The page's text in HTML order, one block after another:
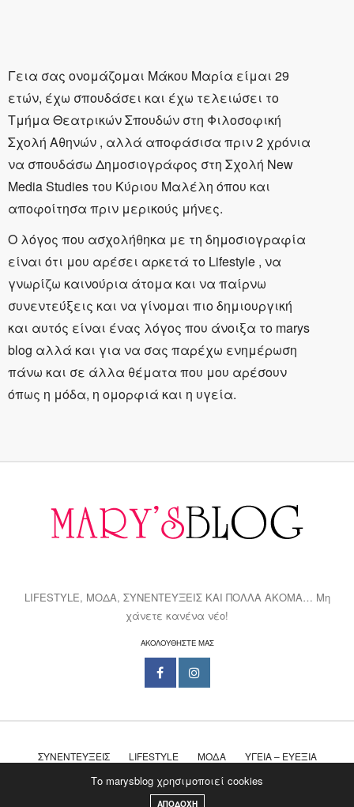
Γεια σας ονομάζομαι Μάκου Μαρία είμαι 29
ετών, έχω σπουδάσει και έχω τελειώσει το
Τμήμα Θεατρικών Σπουδών στη Φιλοσοφική
Σχολή Αθηνών , αλλά αποφάσισα πριν 2 χρόνια
να σπουδάσω Δημοσιογράφος στη Σχολή New
Media Studies του Κύριου Μαλέλη όπου και
αποφοίτησα πριν μερικούς μήνες.
Ο λόγος που ασχολήθηκα με τη δημοσιογραφία
είναι ότι μου αρέσει αρκετά το Lifestyle , να
γνωρίζω καινούρια άτομα και να παίρνω
συνεντεύξεις και να γίνομαι πιο δημιουργική
και αυτός είναι ένας λόγος που άνοιξα το marys
blog αλλά και για να σας παρέχω ενημέρωση
πάνω και σε άλλα θέματα που μου αρέσουν
όπως η μόδα, η ομορφιά και η υγεία.
LIFESTYLE, ΜΟΔΑ, ΣΥΝΕΝΤΕΥΞΕΙΣ ΚΑΙ ΠΟΛΛΑ ΑΚΟΜΑ… Μη
χάνετε κανένα νέο!
ΑΚΟΛΟΥΘΗΣΤΕ ΜΑΣ
ΣΥΝΕΝΤΕΎΞΕΙΣ LIFESTYLE ΜΌΔΑ ΥΓΕΊΑ – ΕΥΕΞΊΑ
ΤΟΠ 10 ΒΊΝΤΕΟ ΣΑΝ ΣΉΜΕΡΑ
Το marysblog χρησιμοποιεί cookies
ΑΠΟΔΟΧΗ